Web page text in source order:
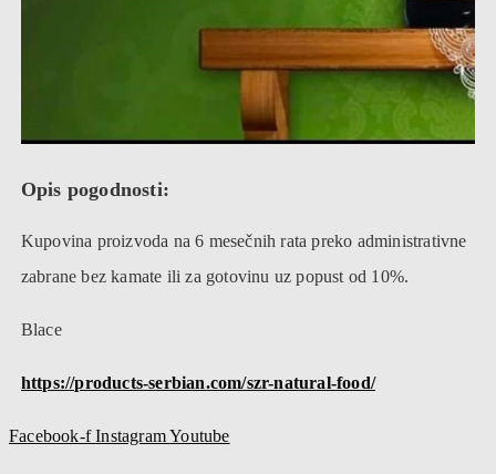
Opis pogodnosti:
Kupovina proizvoda na 6 mesečnih rata preko administrativne
zabrane bez kamate ili za gotovinu uz popust od 10%.
Blace
https://products-serbian.com/szr-natural-food/
Facebook-f InstagramYoutube